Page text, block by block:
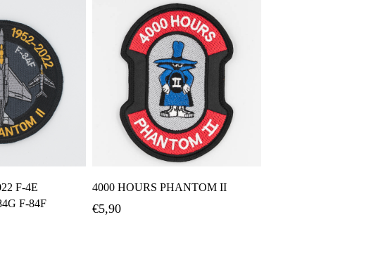
F-4E
F-84F
4000 HOURS PHANTOM II
€5,90